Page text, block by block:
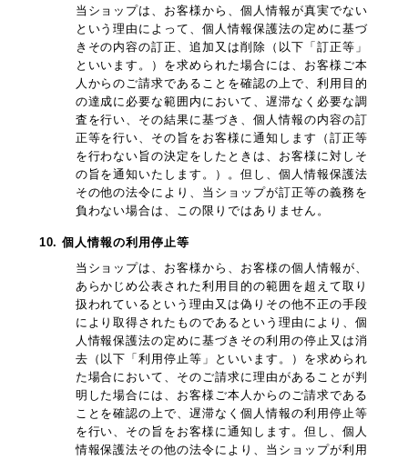
当ショップは、お客様から、個人情報が真実でない
という理由によって、個人情報保護法の定めに基づ
きその内容の訂正、追加又は削除（以下「訂正等」
といいます。）を求められた場合には、お客様ご本
人からのご請求であることを確認の上で、利用目的
の達成に必要な範囲内において、遅滞なく必要な調
査を行い、その結果に基づき、個人情報の内容の訂
正等を行い、その旨をお客様に通知します（訂正等
を行わない旨の決定をしたときは、お客様に対しそ
の旨を通知いたします。）。但し、個人情報保護法
その他の法令により、当ショップが訂正等の義務を
負わない場合は、この限りではありません。
10. 個人情報の利用停止等
当ショップは、お客様から、お客様の個人情報が、
あらかじめ公表された利用目的の範囲を超えて取り
扱われているという理由又は偽りその他不正の手段
により取得されたものであるという理由により、個
人情報保護法の定めに基づきその利用の停止又は消
去（以下「利用停止等」といいます。）を求められ
た場合において、そのご請求に理由があることが判
明した場合には、お客様ご本人からのご請求である
ことを確認の上で、遅滞なく個人情報の利用停止等
を行い、その旨をお客様に通知します。但し、個人
情報保護法その他の法令により、当ショップが利用